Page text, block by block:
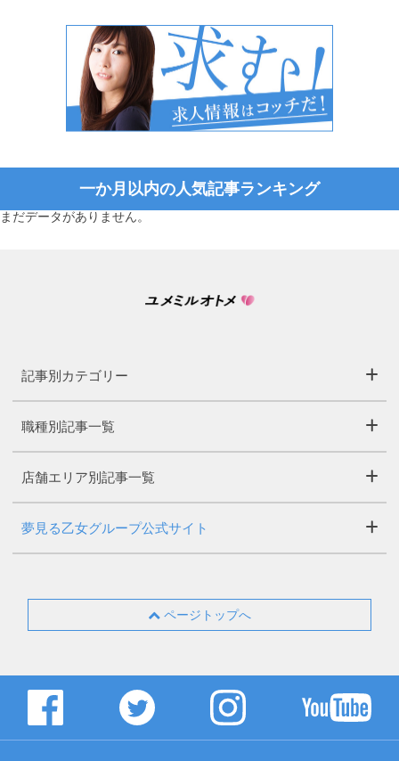
一か月以内の人気記事ランキング
まだデータがありません。
記事別カテゴリー
職種別記事一覧
店舗エリア別記事一覧
夢見る乙女グループ公式サイト
ページトップへ